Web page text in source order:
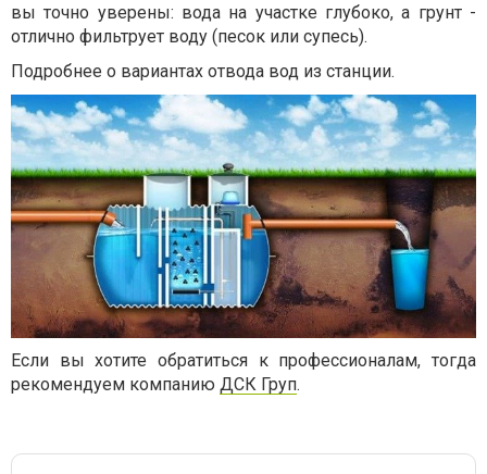
вы точно уверены: вода на участке глубоко, а грунт -
отлично фильтрует воду (песок или супесь).
Подробнее о вариантах отвода вод из станции.
Если вы хотите обратиться к профессионалам, тогда
рекомендуем компанию ДСК Груп.